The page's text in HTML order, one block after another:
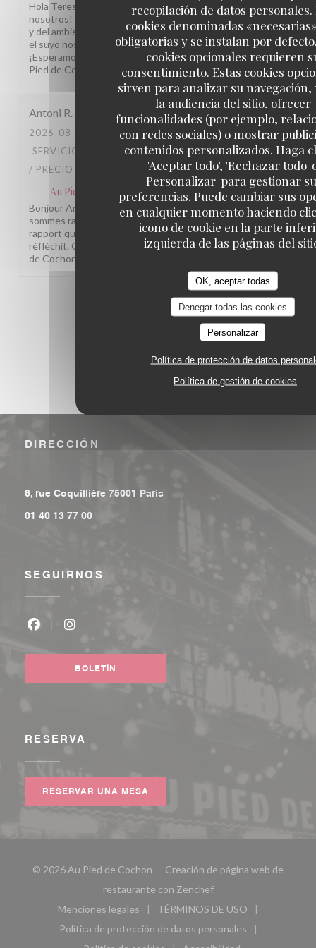
recopilación de datos personales.
cookies denominadas
obligatorias y se instalan por
cookies opcionales requieren
consentimiento. Estas cookies
sirven para analizar su
la audiencia del sitio, ofrecer
funcionalidades (por ejemplo,
con redes sociales) o mostrar
contenidos personalizados. Haga
'Aceptar todo', 'Rechazar todo'
'Personalizar' para gestionar
preferencias. Puede cambiar sus
en cualquier momento haciendo
icono de cookie en la parte
izquierda de las páginas del
OK, aceptar todas
Denegar todas las cookies
Personalizar
Política de protección de datos
Política de gestión de cookies
Hola Teresa, ¡Muchas gracias por compartir su visita con
nosotros! Nos alegra saber que disfrutó de nuestra cocina
y del ambiente de nuestro restaurante. Comentarios como
el suyo nos motivan a seguir cuidando cada detalle.
¡Esperamos volver a recibirle muy pronto! L'équipe du Au
Pied de Cochon
Antoni R
2026-08-05
- 20:30 - INVITADOS 3
SERVICIO
AMBIENTE: 4/5 MENÚ: 5/5 CALIDAD
/ PRECIO
Au Pied de Cochon
ha respondido a su opinión
Bonjour Antoni, Merci pour ce retour sincère ! Nous
sommes ravis que la cuisine vous ait autant plu. Pour le
rapport qualité/prix, on entend votre remarque et on y
réfléchit. On espère vous revoir bientôt ! L'équipe Au Pied
de Cochon, Paris 1
3
DIRECCIÓN
6, rue Coquillière 75001 Paris
01 40 13 77 00
SEGUIRNOS
BOLETÍN
RESERVA
RESERVAR UNA MESA
© 2026 Au Pied de Cochon — Creación de página web de
restaurante con Zenchef((abre en una nueva
Menciones legales
((abre en una nueva ventana))
TÉRMINOS DE USO
((abre en una nueva
Política de protección de datos personales
((abre en una nueva ventana))